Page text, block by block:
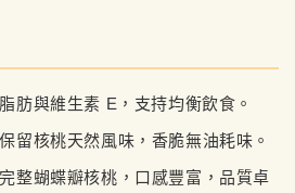
肪與維生素 E，支持均衡飲食。
留核桃天然風味，香脆無油耗味。
整蝴蝶瓣核桃，口感豐富，品質卓